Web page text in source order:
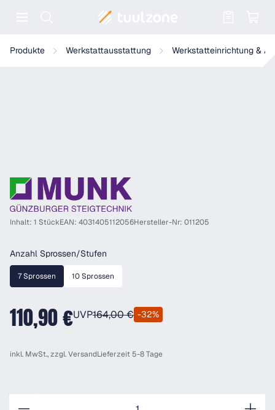
Produkte Werkstattausstattung Werkstatteinrichtung &
Munk Dachleiter Rotbraun
Inhalt: 1 StückEAN: 4031405112056Hersteller-Nr: 011205
Anzahl Sprossen/Stufen
7 Sprossen 10 Sprossen
110,90 €UVP164,00 € -32%
inkl. MwSt., zzgl.VersandLieferzeit 5-8 Tage